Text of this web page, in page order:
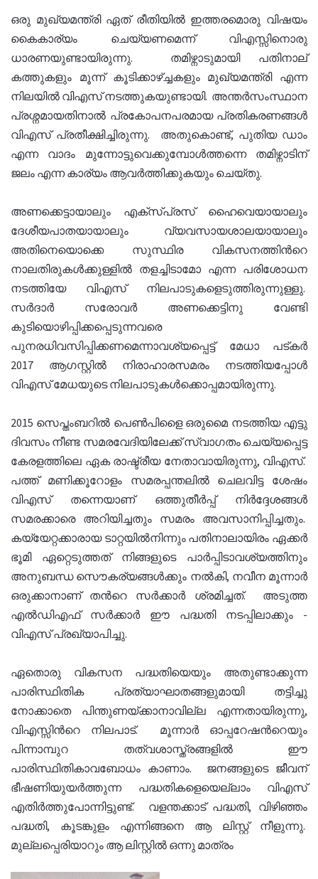
ഒരു മുഖ്യമന്ത്രി ഏത് രീതിയിൽ ഇത്തരമൊരു വിഷയം
കൈകാര്യം ചെയ്യണമെന്ന് വിഎസ്സിനൊരു
ധാരണയുണ്ടായിരുന്നു. തമിഴ്നാടുമായി പതിനാല്
കത്തുകളും മൂന്ന് കൂടിക്കാഴ്ച്ചകളും മുഖ്യമന്ത്രി എന്ന
നിലയിൽ വിഎസ് നടത്തുകയുണ്ടായി. അന്തർസംസ്ഥാന
പ്രശ്നമായതിനാൽ പ്രകോപനപരമായ പ്രതികരണങ്ങൾ
വിഎസ് പ്രതീക്ഷിച്ചിരുന്നു. അതുകൊണ്ട്, പുതിയ ഡാം
എന്ന വാദം മുന്നോട്ടുവെക്കുമ്പോൾത്തന്നെ തമിഴ്നാടിന്
ജലം എന്ന കാര്യം ആവർത്തിക്കുകയും ചെയ്തു.
അണക്കെട്ടായാലും എക്സ്‌പ്രസ്‌ ഹൈവെയായാലും
ദേശീയപാതയായാലും വ്യവസായശാലയായാലും
അതിനെയൊക്കെ സുസ്ഥിര വികസനത്തിൻറെ
നാലതിരുകൾക്കുള്ളിൽ തളച്ചിടാമോ എന്ന പരിശോധന
നടത്തിയേ വിഎസ് നിലപാടുകളെടുത്തിരുന്നുള്ളു.
സർദാർ സരോവർ അണക്കെട്ടിനു വേണ്ടി
കുടിയൊഴിപ്പിക്കപ്പെടുന്നവരെ
പുനരധിവസിപ്പിക്കണമെന്നാവശ്യപ്പെട്ട് മേധാ പട്കർ
2017 ആഗസ്റ്റിൽ നിരാഹാരസമരം നടത്തിയപ്പോൾ
വിഎസ് മേധയുടെ നിലപാടുകൾക്കൊപ്പമായിരുന്നു.
2015 സെപ്തംബറിൽ പെൺപിളൈ ഒരുമൈ നടത്തിയ എട്ടു
ദിവസം നീണ്ട സമരവേദിയിലേക്ക് സ്വാഗതം ചെയ്യപ്പെട്ട
കേരളത്തിലെ ഏക രാഷ്ട്രീയ നേതാവായിരുന്നു, വിഎസ്.
പത്ത് മണിക്കൂറോളം സമരപ്പന്തലിൽ ചെലവിട്ട ശേഷം
വിഎസ് തന്നെയാണ് ഒത്തുതീർപ്പ് നിർദ്ദേശങ്ങൾ
സമരക്കാരെ അറിയിച്ചതും സമരം അവസാനിപ്പിച്ചതും.
കയ്യേറ്റക്കാരായ ടാറ്റയിൽനിന്നും പതിനാലായിരം ഏക്കർ
ഭൂമി ഏറ്റെടുത്തത് നിങ്ങളുടെ പാർപ്പിടാവശ്യത്തിനും
അനുബന്ധ സൌകര്യങ്ങൾക്കും നൽകി, നവീന മൂന്നാർ
ഒരുക്കാനാണ് തൻറെ സർക്കാർ ശ്രമിച്ചത്. അടുത്ത
എൽഡിഎഫ് സർക്കാർ ഈ പദ്ധതി നടപ്പിലാക്കും -
വിഎസ് പ്രഖ്യാപിച്ചു.
ഏതൊരു വികസന പദ്ധതിയെയും അതുണ്ടാക്കുന്ന
പാരിസ്ഥിതിക പ്രത്യാഘാതങ്ങളുമായി തട്ടിച്ചു
നോക്കാതെ പിന്തുണയ്ക്കാനാവില്ല എന്നതായിരുന്നു,
വിഎസ്സിൻറെ നിലപാട്. മൂന്നാർ ഓപ്പറേഷൻറെയും
പിന്നാമ്പുറ തത്വശാസ്ത്രങ്ങളിൽ ഈ
പാരിസ്ഥിതികാവബോധം കാണാം. ജനങ്ങളുടെ ജീവന്
ഭീഷണിയുയർത്തുന്ന പദ്ധതികളെയെല്ലാം വിഎസ്
എതിർത്തുപോന്നിട്ടുണ്ട്. വളന്തക്കാട് പദ്ധതി, വിഴിഞ്ഞം
പദ്ധതി, കൂടങ്കുളം എന്നിങ്ങനെ ആ ലിസ്റ്റ് നീളുന്നു.
മുല്ലപ്പെരിയാറും ആ ലിസ്റ്റിൽ ഒന്നു മാത്രം